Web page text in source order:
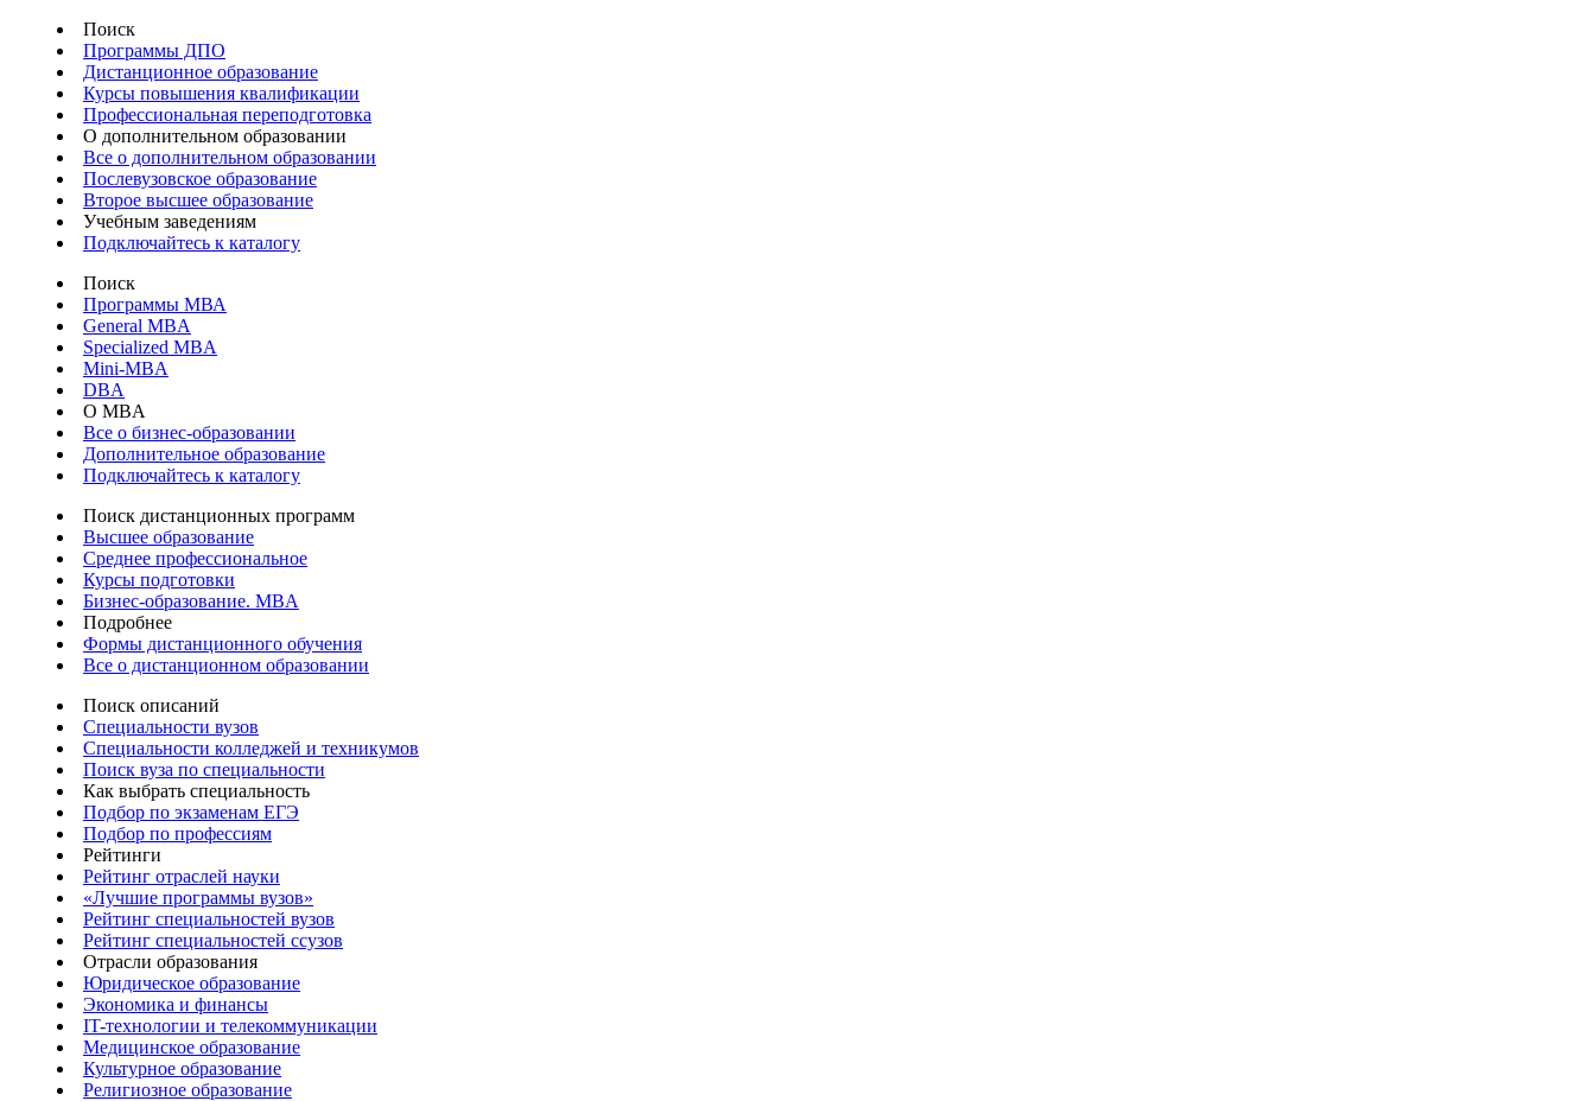
Поиск
Программы ДПО
Дистанционное образование
Курсы повышения квалификации
Профессиональная переподготовка
О дополнительном образовании
Все о дополнительном образовании
Послевузовское образование
Второе высшее образование
Учебным заведениям
Подключайтесь к каталогу
Поиск
Программы МВА
General MBA
Specialized MBA
Mini-MBA
DBA
О MBA
Все о бизнес-образовании
Дополнительное образование
Подключайтесь к каталогу
Поиск дистанционных программ
Высшее образование
Среднее профессиональное
Курсы подготовки
Бизнес-образование. MBA
Подробнее
Формы дистанционного обучения
Все о дистанционном образовании
Поиск описаний
Специальности вузов
Специальности колледжей и техникумов
Поиск вуза по специальности
Как выбрать специальность
Подбор по экзаменам ЕГЭ
Подбор по профессиям
Рейтинги
Рейтинг отраслей науки
«Лучшие программы вузов»
Рейтинг специальностей вузов
Рейтинг специальностей ссузов
Отрасли образования
Юридическое образование
Экономика и финансы
IT-технологии и телекоммуникации
Медицинское образование
Культурное образование
Религиозное образование